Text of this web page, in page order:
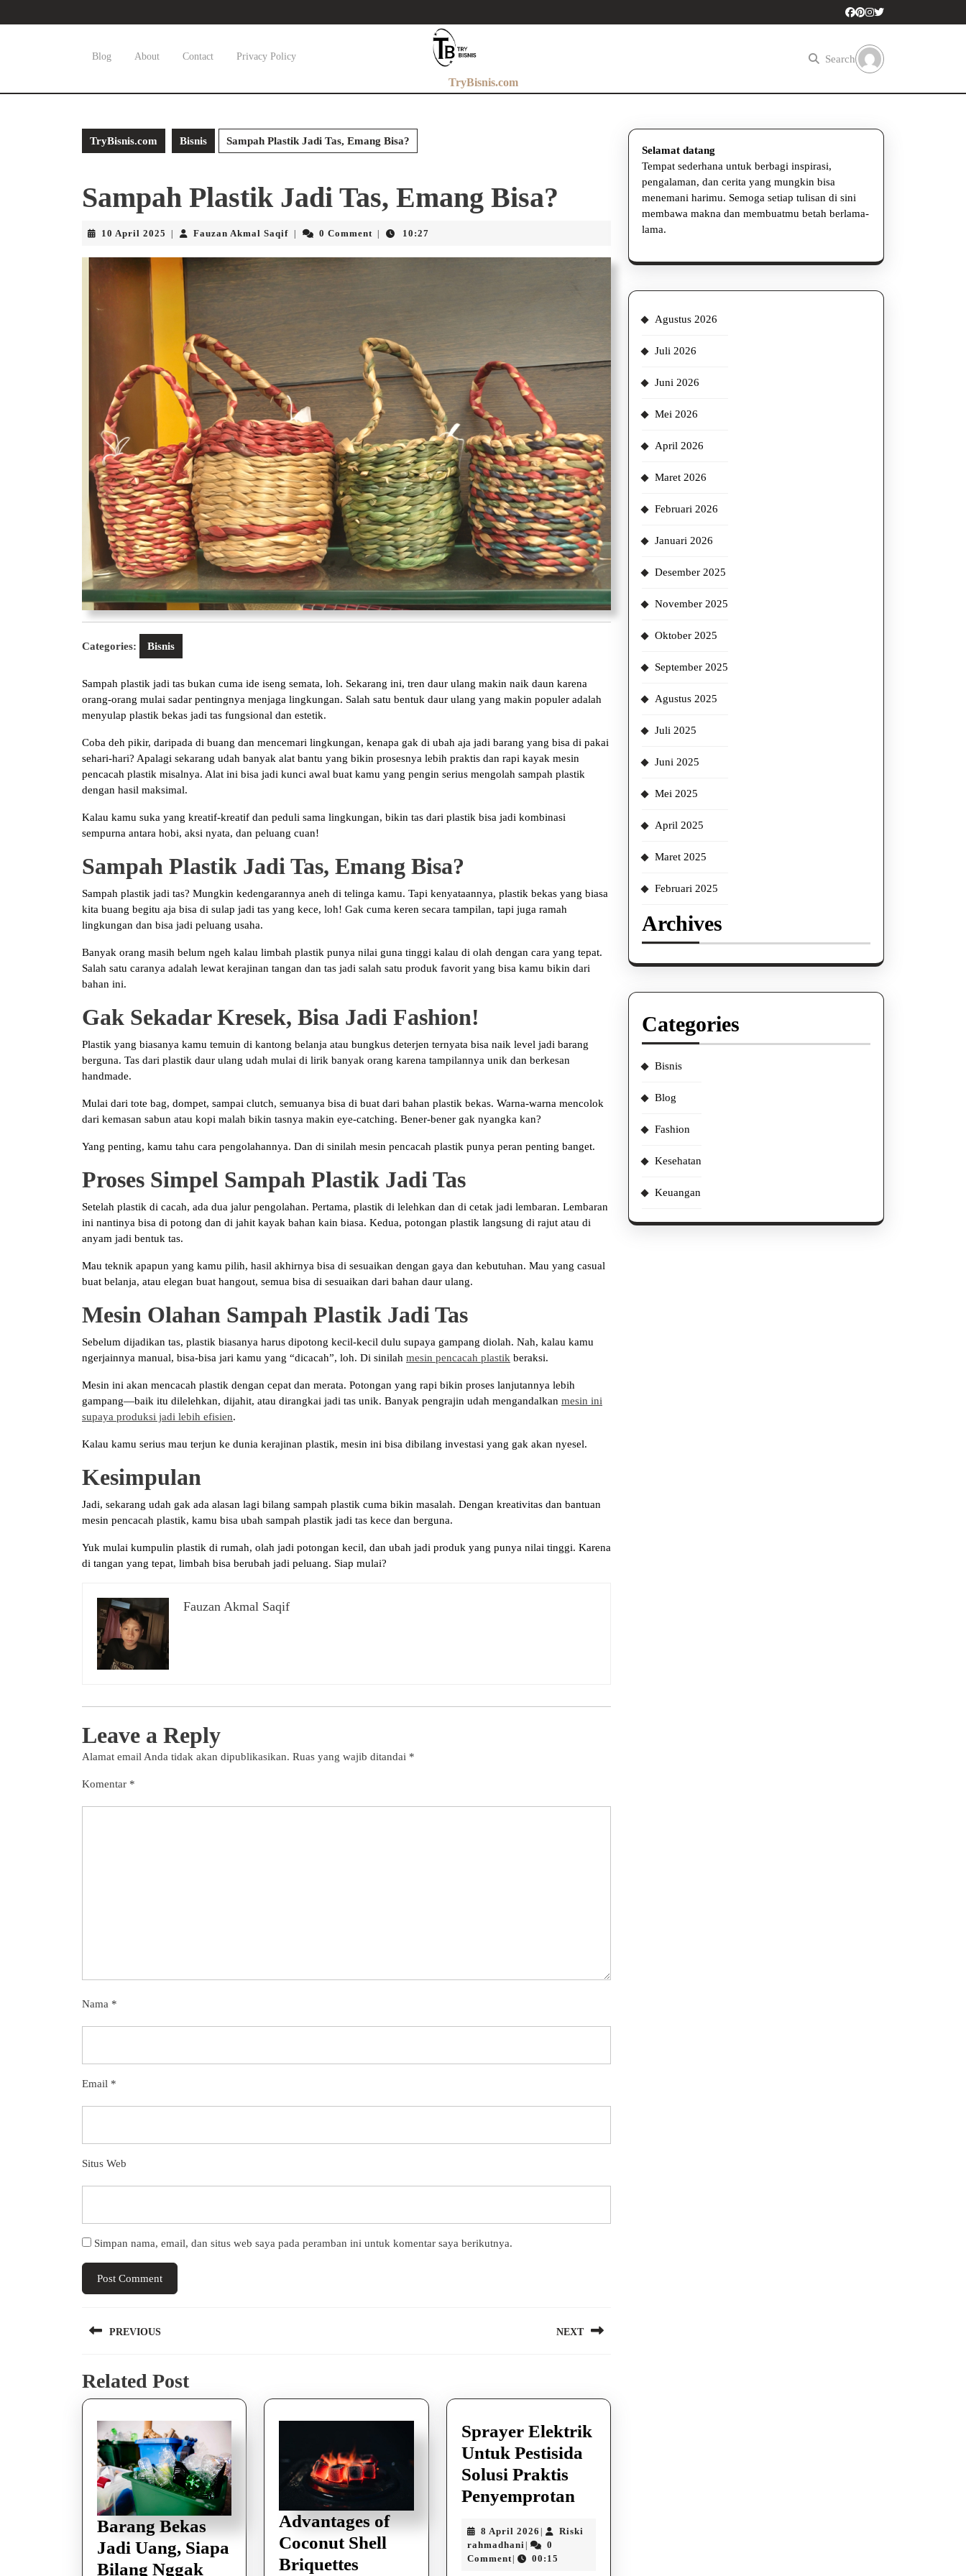
to
Blog About Contact Privacy Policy
TryBisnis.com
Search
TryBisnis.com Bisnis Sampah Plastik Jadi Tas, Emang Bisa?
Sampah Plastik Jadi Tas, Emang Bisa?
10 April 2025 10
2025
Fauzan Akmal SaqifFauzan
Saqif
0 Comment 10:27
Categories: Bisnis
Sampah plastik jadi tas bukan cuma ide iseng semata, loh. Sekarang ini, tren daur ulang makin naik daun karena
orang-orang mulai sadar pentingnya menjaga lingkungan. Salah satu bentuk daur ulang yang makin populer adalah
menyulap plastik bekas jadi tas fungsional dan estetik.
Coba deh pikir, daripada di buang dan mencemari lingkungan, kenapa gak di ubah aja jadi barang yang bisa di pakai
sehari-hari? Apalagi sekarang udah banyak alat bantu yang bikin prosesnya lebih praktis dan rapi kayak mesin
pencacah plastik misalnya. Alat ini bisa jadi kunci awal buat kamu yang pengin serius mengolah sampah plastik
dengan hasil maksimal.
Kalau kamu suka yang kreatif-kreatif dan peduli sama lingkungan, bikin tas dari plastik bisa jadi kombinasi
sempurna antara hobi, aksi nyata, dan peluang cuan!
Sampah Plastik Jadi Tas, Emang Bisa?
Sampah plastik jadi tas? Mungkin kedengarannya aneh di telinga kamu. Tapi kenyataannya, plastik bekas yang biasa
kita buang begitu aja bisa di sulap jadi tas yang kece, loh! Gak cuma keren secara tampilan, tapi juga ramah
lingkungan dan bisa jadi peluang usaha.
Banyak orang masih belum ngeh kalau limbah plastik punya nilai guna tinggi kalau di olah dengan cara yang tepat.
Salah satu caranya adalah lewat kerajinan tangan dan tas jadi salah satu produk favorit yang bisa kamu bikin dari
bahan ini.
Gak Sekadar Kresek, Bisa Jadi Fashion!
Plastik yang biasanya kamu temuin di kantong belanja atau bungkus deterjen ternyata bisa naik level jadi barang
berguna. Tas dari plastik daur ulang udah mulai di lirik banyak orang karena tampilannya unik dan berkesan
handmade.
Mulai dari tote bag, dompet, sampai clutch, semuanya bisa di buat dari bahan plastik bekas. Warna-warna mencolok
dari kemasan sabun atau kopi malah bikin tasnya makin eye-catching. Bener-bener gak nyangka kan?
Yang penting, kamu tahu cara pengolahannya. Dan di sinilah mesin pencacah plastik punya peran penting banget.
Proses Simpel Sampah Plastik Jadi Tas
Setelah plastik di cacah, ada dua jalur pengolahan. Pertama, plastik di lelehkan dan di cetak jadi lembaran. Lembaran
ini nantinya bisa di potong dan di jahit kayak bahan kain biasa. Kedua, potongan plastik langsung di rajut atau di
anyam jadi bentuk tas.
Mau teknik apapun yang kamu pilih, hasil akhirnya bisa di sesuaikan dengan gaya dan kebutuhan. Mau yang casual
buat belanja, atau elegan buat hangout, semua bisa di sesuaikan dari bahan daur ulang.
Mesin Olahan Sampah Plastik Jadi Tas
Sebelum dijadikan tas, plastik biasanya harus dipotong kecil-kecil dulu supaya gampang diolah. Nah, kalau kamu
ngerjainnya manual, bisa-bisa jari kamu yang “dicacah”, loh. Di sinilah mesin pencacah plastik beraksi.
Mesin ini akan mencacah plastik dengan cepat dan merata. Potongan yang rapi bikin proses lanjutannya lebih
gampang—baik itu dilelehkan, dijahit, atau dirangkai jadi tas unik. Banyak pengrajin udah mengandalkan mesin ini
supaya produksi jadi lebih efisien.
Kalau kamu serius mau terjun ke dunia kerajinan plastik, mesin ini bisa dibilang investasi yang gak akan nyesel.
Kesimpulan
Jadi, sekarang udah gak ada alasan lagi bilang sampah plastik cuma bikin masalah. Dengan kreativitas dan bantuan
mesin pencacah plastik, kamu bisa ubah sampah plastik jadi tas kece dan berguna.
Yuk mulai kumpulin plastik di rumah, olah jadi potongan kecil, dan ubah jadi produk yang punya nilai tinggi. Karena
di tangan yang tepat, limbah bisa berubah jadi peluang. Siap mulai?
Fauzan Akmal Saqif
Leave a Reply
Alamat email Anda tidak akan dipublikasikan. Ruas yang wajib ditandai *
Komentar *
Nama *
Email *
Situs Web
Simpan nama, email, dan situs web saya pada peramban ini untuk komentar saya berikutnya.
Navigasi
PREVIOUS
post:
NEXT
Related Post
Barang Bekas
Jadi Uang, Siapa
Bilang Nggak
Advantages of
Coconut Shell
Briquettes
Sprayer Elektrik
Untuk Pestisida
Solusi Praktis
PenyemprotanSprayer
Untuk
8 April 2026 8
April
2026
|
Riski
rahmadhani Riski
rahmadhani
|
0
Comment| 00:15
Selamat datang
Tempat sederhana untuk berbagi inspirasi,
pengalaman, dan cerita yang mungkin bisa
menemani harimu. Semoga setiap tulisan di sini
membawa makna dan membuatmu betah berlama-
lama.
Agustus 2026
Juli 2026
Juni 2026
Mei 2026
April 2026
Maret 2026
Februari 2026
Januari 2026
Desember 2025
November 2025
Oktober 2025
September 2025
Agustus 2025
Juli 2025
Juni 2025
Mei 2025
April 2025
Maret 2025
Februari 2025
Archives
Categories
Bisnis
Blog
Fashion
Kesehatan
Keuangan